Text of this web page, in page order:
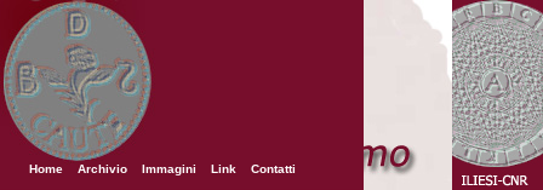
Home Archivio Immagini Link Contatti